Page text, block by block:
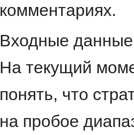
комментариях.
Входные данные
На текущий
понять, что
на пробое